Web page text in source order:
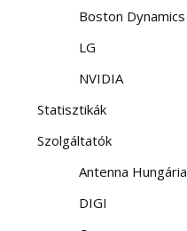
Boston Dynamics
LG
NVIDIA
Statisztikák
Szolgáltatók
Antenna Hungária
DIGI